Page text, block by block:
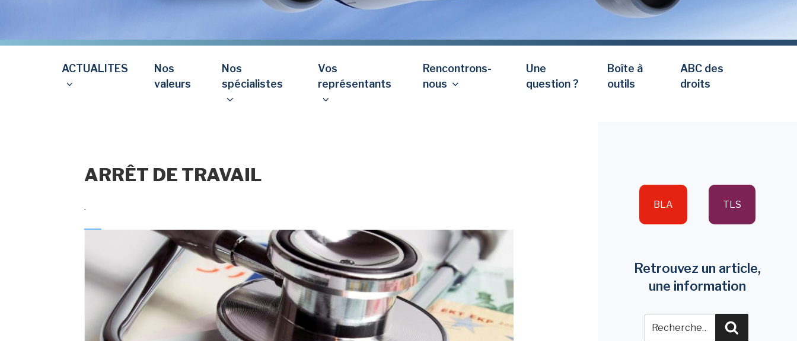
ACTUALITES
Nos
valeurs
Nos
spécialistes
Vos
représentants
Rencontrons-
nous
Une
question ?
Boîte à
outils
ABC des
droits
ARRÊT DE TRAVAIL
. BLA TLS
Retrouvez un article,
une information
pour